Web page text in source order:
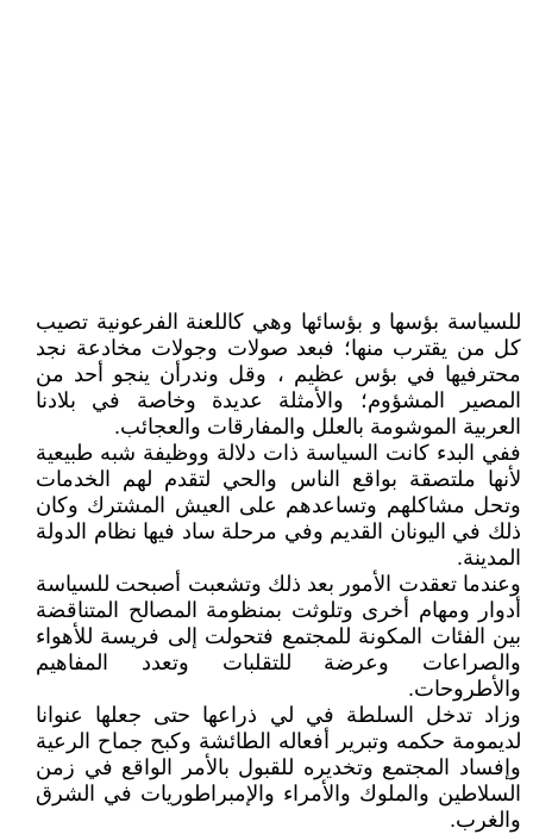
للسياسة بؤسها و بؤسائها وهي كاللعنة الفرعونية تصيب
كل من يقترب منها؛ فبعد صولات وجولات مخادعة نجد
محترفيها في بؤس عظيم ، وقل وندرأن ينجو أحد من
المصير المشؤوم؛ والأمثلة عديدة وخاصة في بلادنا
العربية الموشومة بالعلل والمفارقات والعجائب.
ففي البدء كانت السياسة ذات دلالة ووظيفة شبه طبيعية
لأنها ملتصقة بواقع الناس والحي لتقدم لهم الخدمات
وتحل مشاكلهم وتساعدهم على العيش المشترك وكان
ذلك في اليونان القديم وفي مرحلة ساد فيها نظام الدولة
المدينة.
وعندما تعقدت الأمور بعد ذلك وتشعبت أصبحت للسياسة
أدوار ومهام أخرى وتلوثت بمنظومة المصالح المتناقضة
بين الفئات المكونة للمجتمع فتحولت إلى فريسة للأهواء
والصراعات وعرضة للتقلبات وتعدد المفاهيم
والأطروحات.
وزاد تدخل السلطة في لي ذراعها حتى جعلها عنوانا
لديمومة حكمه وتبرير أفعاله الطائشة وكبح جماح الرعية
وإفساد المجتمع وتخديره للقبول بالأمر الواقع في زمن
السلاطين والملوك والأمراء والإمبراطوريات في الشرق
والغرب.